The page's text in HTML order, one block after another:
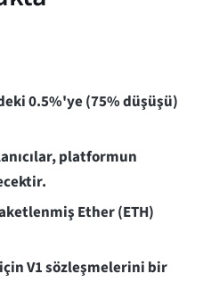
0.5%'ye (75% düşüşü)
platformun
Ether (ETH)
V1 sözleşmelerini bir